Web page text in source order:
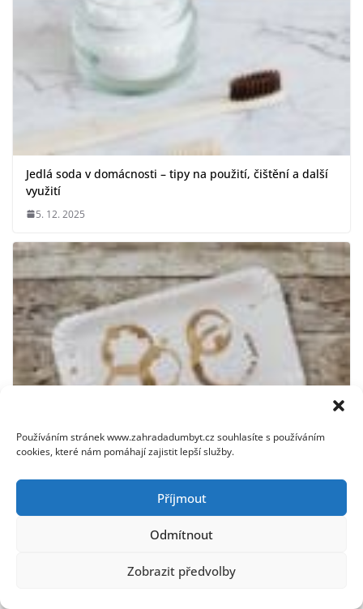
Používáním stránek www.zahradadumbyt.cz souhlasíte s používáním
cookies, které nám pomáhají zajistit lepší služby.
Příjmout
Odmítnout
Zobrazit předvolby
Jedlá soda v domácnosti – tipy na použití, čištění a další
využití
5. 12. 2025
Jak odstranit skvrny od kafe z různých povrchů: Efektivní